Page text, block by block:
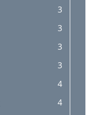
3
3
3
3
4
4